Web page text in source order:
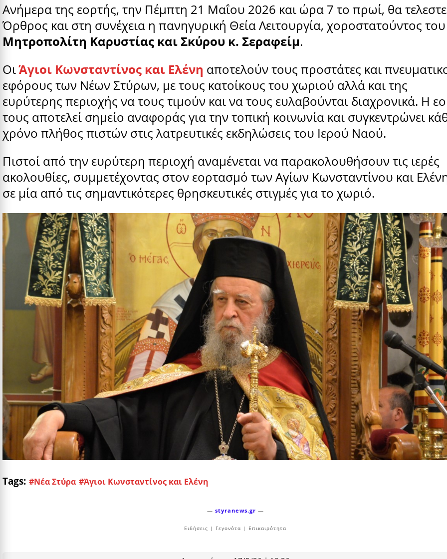
Ανήμερα της εορτής, την Πέμπτη 21 Μαΐου 2026 και ώρα 7 το πρωί, θα
Όρθρος και στη συνέχεια η πανηγυρική Θεία Λειτουργία, χοροστατούντος του
Μητροπολίτη Καρυστίας και Σκύρου κ. Σεραφείμ.
ΟιΆγιοι Κωνσταντίνος και Ελένη αποτελούν τους προστάτες και
εφόρους των Νέων Στύρων, με τους κατοίκους του χωριού αλλά και της
ευρύτερης περιοχής να τους τιμούν και να τους ευλαβούνται διαχρονικά. Η
τους αποτελεί σημείο αναφοράς για την τοπική κοινωνία και συγκεντρώνει
χρόνο πλήθος πιστών στις λατρευτικές εκδηλώσεις του Ιερού Ναού.
Πιστοί από την ευρύτερη περιοχή αναμένεται να παρακολουθήσουν τις ιερές
ακολουθίες, συμμετέχοντας στον εορτασμό των Αγίων Κωνσταντίνου και
σε μία από τις σημαντικότερες θρησκευτικές στιγμές για το χωριό.
Tags: #Νέα Στύρα #Άγιοι Κωνσταντίνος και Ελένη
— styranews.gr —
Ειδήσεις | Γεγονότα | Επικαιρότητα